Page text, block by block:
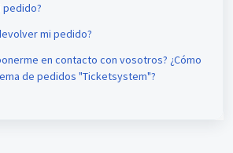
pedido?
mi pedido?
en contacto con vosotros? ¿Cómo
de pedidos "Ticketsystem"?